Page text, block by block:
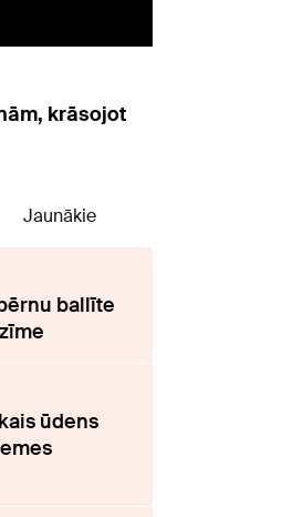
krāsojot
Jaunākie
ballīte
ūdens